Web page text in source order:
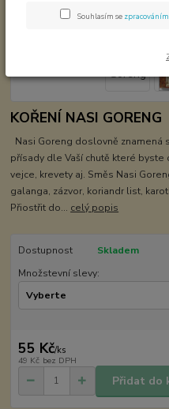
KOŘENÍ NASI GORENG
Nasi Goreng doslovně znamená
přísady dle Vaší chutě které byste
vejce, krevety aj. Směs Nasi
galanga, zázvor, koriandr list,
Přiostřit do... celý popis
Dostupnost
Skladem
Množstevní slevy:
55 Kč/ks
49 Kč bez DPH
Přidat do
Souhlasím se